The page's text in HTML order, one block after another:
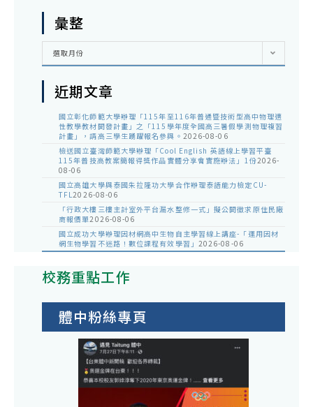
彙整
彙
選取月份
近期文章
國立彰化師範大學辦理「115年至116年普通暨技術型高中物理適
性教學教材開發計畫」之「115學年度全國高三暑假學測物理複習
計畫」，請高三學生踴躍報名參與。 2026-08-06
檢送國立臺灣師範大學辦理「Cool English 英語線上學習平臺
115年普技高教案簡報得獎作品實體分享會實施辦法」1份2026-
08-06
國立高雄大學與泰國朱拉隆功大學合作辦理泰語能力檢定CU-
TFL2026-08-06
「行政大樓三樓主計室外平台漏水整修一式」擬公開徵求原住民廠
商報價單2026-08-06
國立成功大學辦理因材網高中生物自主學習線上講座-「運用因材
網生物學習不迷路！數位課程有效學習」 2026-08-06
校務重點工作
體中粉絲專頁